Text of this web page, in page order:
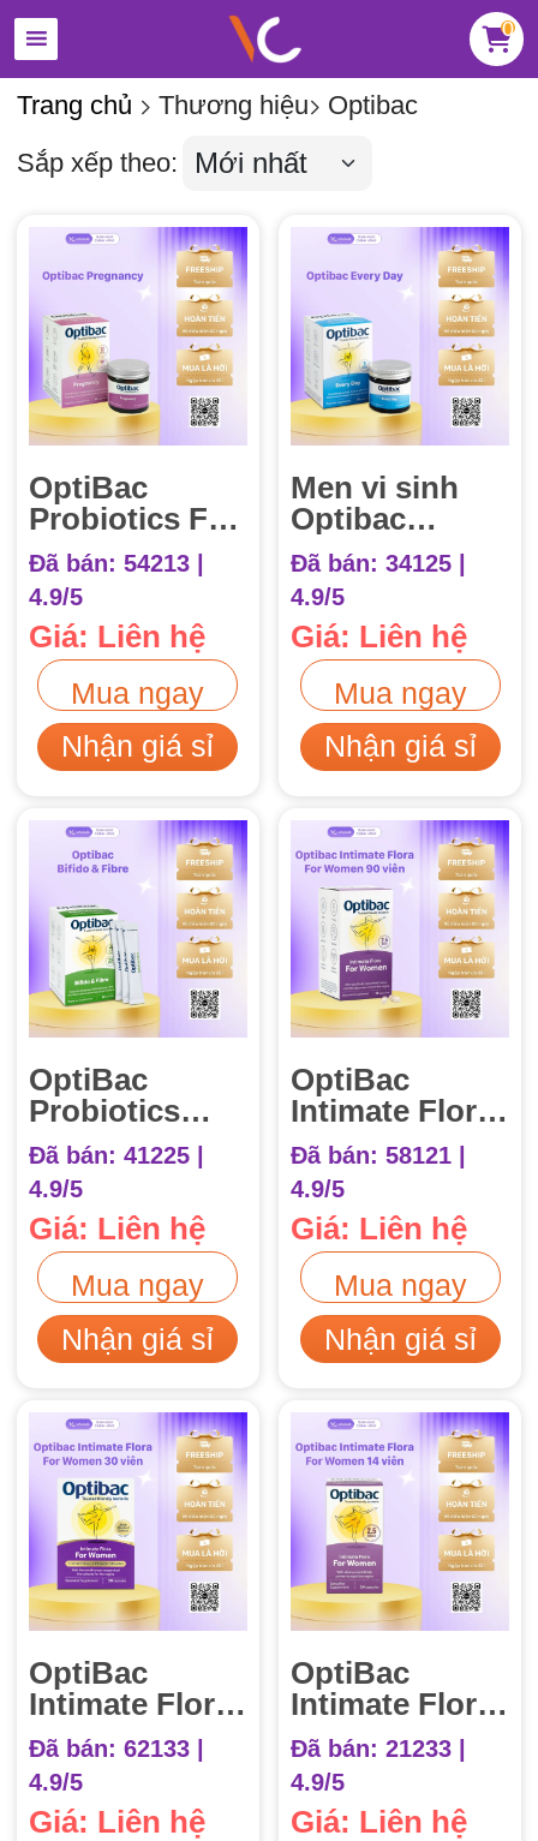
0
Trang chủ Thương hiệu
Optibac
Sắp xếp theo:
OptiBac
Probiotics For
Pregnancy 30
viên Men Vi
Sinh Cho Mẹ
Bầu
Đã bán: 54213 |
4.9/5
Giá: Liên hệ
Mua ngay
Nhận giá sỉ
Men vi sinh
Optibac
Probiotics
Every Day 30
viên
Đã bán: 34125 |
4.9/5
Giá: Liên hệ
Mua ngay
Nhận giá sỉ
OptiBac
Probiotics
Bifido & Fibre
30 gói
(OptiBac xanh
lá)
Đã bán: 41225 |
4.9/5
Giá: Liên hệ
Mua ngay
Nhận giá sỉ
OptiBac
Intimate Flora
For Women
(Optibac tím)
90 viên
Đã bán: 58121 |
4.9/5
Giá: Liên hệ
Mua ngay
Nhận giá sỉ
OptiBac
Intimate Flora
For Women
(Optibac tím)
Hộp 30 viên
Đã bán: 62133 |
4.9/5
Giá: Liên hệ
OptiBac
Intimate Flora
For Women
(Optibac tím)
14 viên
Đã bán: 21233 |
4.9/5
Giá: Liên hệ